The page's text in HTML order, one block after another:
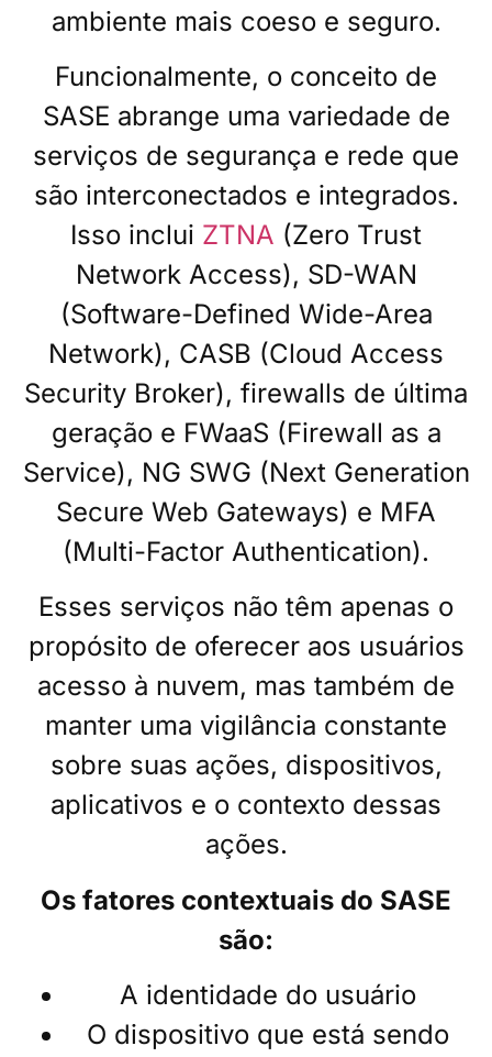
ambiente mais coeso e seguro.
Funcionalmente, o conceito de
SASE abrange uma variedade de
serviços de segurança e rede que
são interconectados e integrados.
Isso inclui ZTNA (Zero Trust
Network Access), SD-WAN
(Software-Defined Wide-Area
Network), CASB (Cloud Access
Security Broker), firewalls de última
geração e FWaaS (Firewall as a
Service), NG SWG (Next Generation
Secure Web Gateways) e MFA
(Multi-Factor Authentication).
Esses serviços não têm apenas o
propósito de oferecer aos usuários
acesso à nuvem, mas também de
manter uma vigilância constante
sobre suas ações, dispositivos,
aplicativos e o contexto dessas
ações.
Os fatores contextuais do SASE
são:
A identidade do usuário
O dispositivo que está sendo